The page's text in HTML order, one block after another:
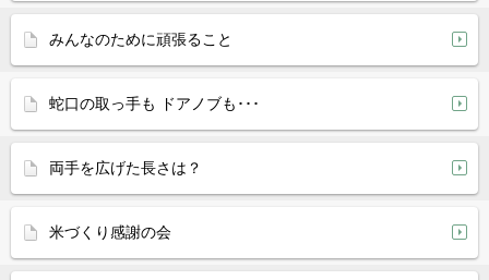
みんなのために頑張ること
蛇口の取っ手も ドアノブも･･･
両手を広げた長さは？
米づくり感謝の会